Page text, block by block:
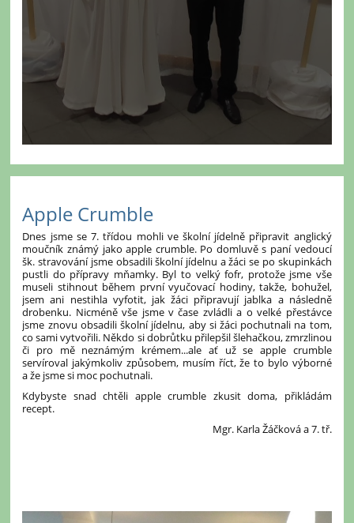
Apple Crumble
Dnes jsme se 7. třídou mohli ve školní jídelně připravit anglický
moučník známý jako apple crumble. Po domluvě s paní vedoucí
šk. stravování jsme obsadili školní jídelnu a žáci se po skupinkách
pustli do přípravy mňamky. Byl to velký fofr, protože jsme vše
museli stihnout během první vyučovací hodiny, takže, bohužel,
jsem ani nestihla vyfotit, jak žáci připravují jablka a následně
drobenku. Nicméně vše jsme v čase zvládli a o velké přestávce
jsme znovu obsadili školní jídelnu, aby si žáci pochutnali na tom,
co sami vytvořili. Někdo si dobrůtku přilepšil šlehačkou, zmrzlinou
či pro mě neznámým krémem...ale ať už se apple crumble
servíroval jakýmkoliv způsobem, musím říct, že to bylo výborné
a že jsme si moc pochutnali.
Kdybyste snad chtěli apple crumble zkusit doma, přikládám
recept.
Mgr. Karla Žáčková a 7. tř.